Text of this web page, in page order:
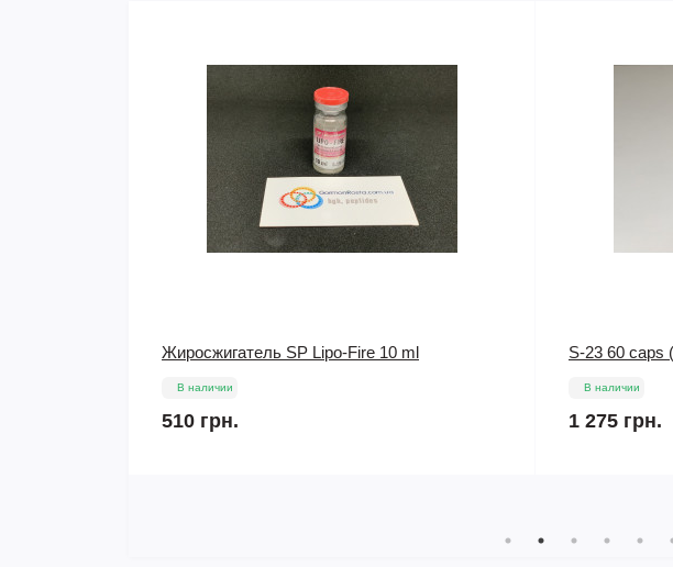
S-23 60 caps (10 mg) Magnus
В наличии
1 275 грн.
Гормон
В наличии
13 600 грн.